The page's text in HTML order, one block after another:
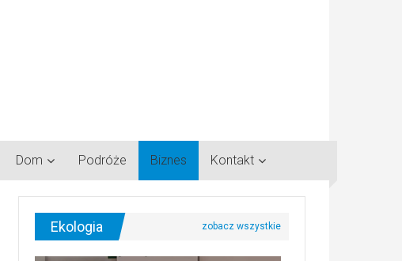
Dom Podróże Biznes Kontakt
Ekologia